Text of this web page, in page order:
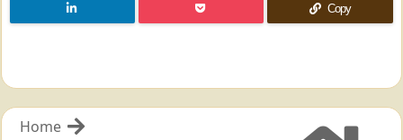
Copy
Home